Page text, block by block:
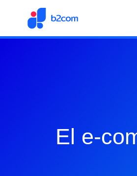
El e-